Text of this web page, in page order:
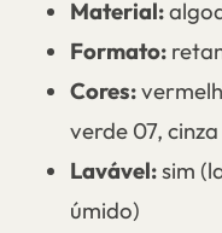
Material:
Formato:
Cores:
verde 07,
Lavável:sim
úmido)